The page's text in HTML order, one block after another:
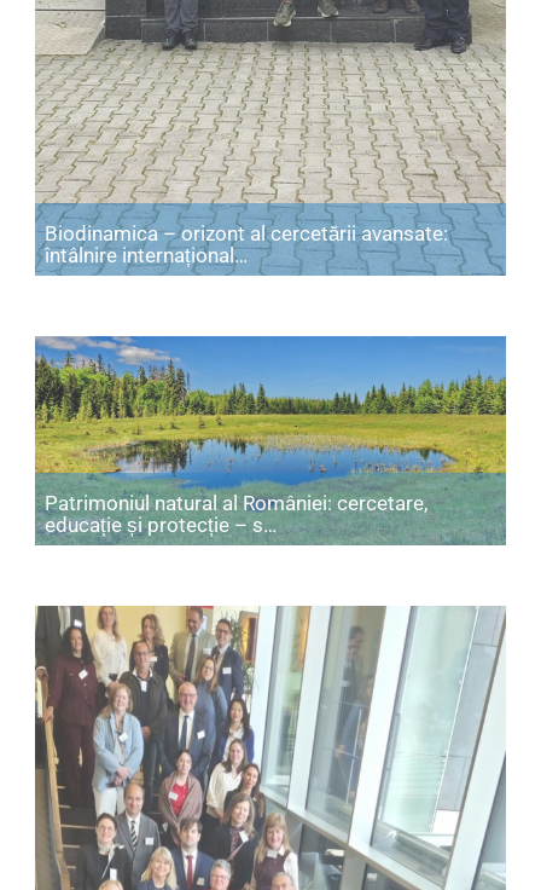
Biodinamica – orizont al cercetării avansate:
întâlnire internațional…Articol: Biodinamica – orizont
Patrimoniul natural al României: cercetare,
educație și protecție – s… Articol: Patrimoniul natural